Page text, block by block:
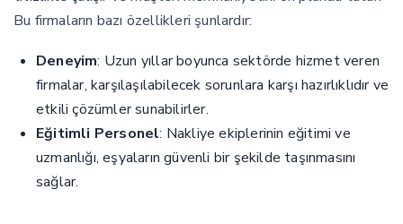
Bu firmaların bazı özellikleri şunlardır:
Deneyim: Uzun yıllar boyunca sektörde hizmet veren
firmalar, karşılaşılabilecek sorunlara karşı hazırlıklıdır ve
etkili çözümler sunabilirler.
Eğitimli Personel: Nakliye ekiplerinin eğitimi ve
uzmanlığı, eşyaların güvenli bir şekilde taşınmasını
sağlar.